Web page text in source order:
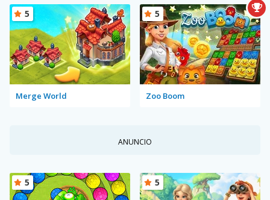
Merge World
5
Zoo Boom
5
ANUNCIO
5 5